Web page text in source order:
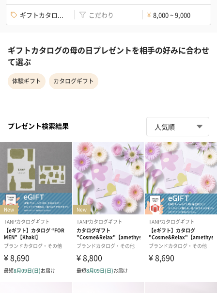
ギフトカタロ... こだわり ¥ 8,000 ~ 9,000
ギフトカタログの母の日プレゼントを相手の好みに合わせ
て選ぶ
体験ギフト カタログギフト
プレゼント検索結果